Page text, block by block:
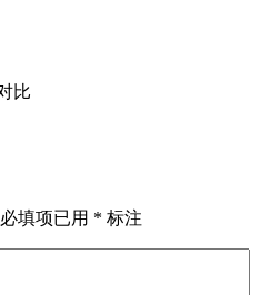
必填项已用 * 标注